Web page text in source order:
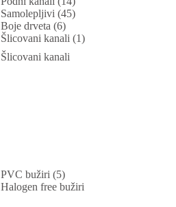
Samolepljivi (45)
Boje drveta (6)
Šlicovani kanali (1)
Šlicovani kanali
PVC bužiri (5)
Halogen free bužiri